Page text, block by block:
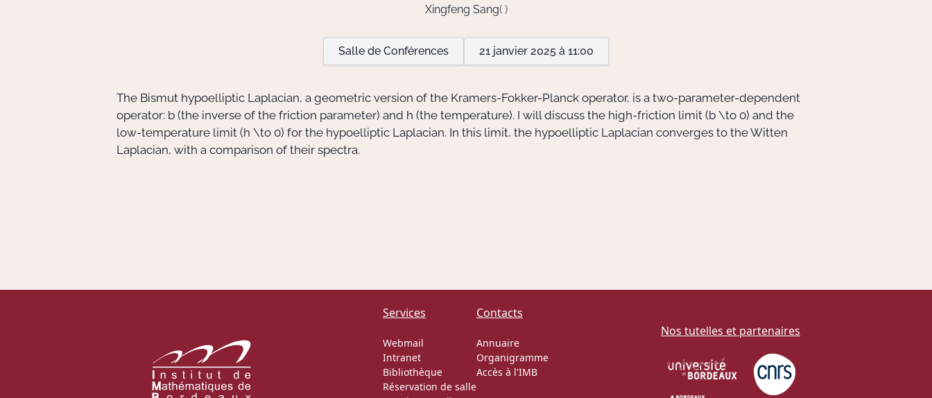
Xingfeng Sang( )
Salle de Conférences 21 janvier 2025 à 11:00
The Bismut hypoelliptic Laplacian, a geometric version of the Kramers-Fokker-Planck operator, is a two-parameter-dependent
operator: b (the inverse of the friction parameter) and h (the temperature). I will discuss the high-friction limit (b \to 0) and the
low-temperature limit (h \to 0) for the hypoelliptic Laplacian. In this limit, the hypoelliptic Laplacian converges to the Witten
Laplacian, with a comparison of their spectra.
Services
Webmail
Intranet
Bibliothèque
Réservation de salle
Contacts
Annuaire
Organigramme
Accès à l'IMB
Nos tutelles et partenaires